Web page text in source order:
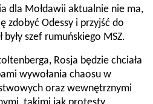
dla Mołdawii aktualnie nie ma,
zdobyć Odessy i przyjść do
szef rumuńskiego MSZ.
Rosja będzie chciała
wywołania chaosu w
oraz wewnętrznymi